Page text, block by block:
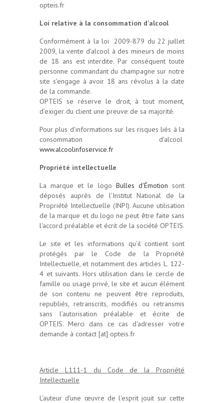
opteis.fr
Loi relative à la consommation d'alcool
Conformément à la loi 2009-879 du 22 juillet
2009, la vente d'alcool à des mineurs de moins
de 18 ans est interdite. Par conséquent toute
personne commandant du champagne sur notre
site s’engage à avoir 18 ans révolus à la date
de la commande.
OPTEIS se réserve le droit, à tout moment,
d’exiger du client une preuve de sa majorité.
Pour plus d'informations sur les risques liés à la
consommation d'alcool
www.alcoolinfoservice.fr
Propriété intellectuelle
La marque et le logo Bulles d'Émotionsont
déposés auprès de l'Institut National de la
Propriété Intellectuelle (INPI). Aucune utilisation
de la marque et du logo ne peut être faite sans
l'accord préalable et écrit de la société OPTEIS.
Le site et les informations qu’il contient sont
protégés par le Code de la Propriété
Intellectuelle, et notamment des articles L. 122-
4 et suivants. Hors utilisation dans le cercle de
famille ou usage privé, le site et aucun élément
de son contenu ne peuvent être reproduits,
republiés, retranscrits, modifiés ou retransmis
sans l’autorisation préalable et écrite de
OPTEIS. Merci dans ce cas d'adresser votre
demande à contact [at] opteis.fr
Article L111-1 du Code de la Propriété
Intellectuelle
L'auteur d'une œuvre de l'esprit jouit sur cette